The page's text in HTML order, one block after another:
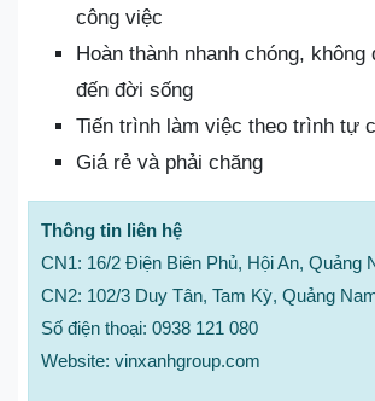
công việc
Hoàn thành nhanh chóng,
đến đời sống
Tiến trình làm việc theo trình tự
Giá rẻ và phải chăng
Thông tin liên hệ
CN1: 16/2 Điện Biên Phủ, Hội An, Quảng
CN2: 102/3 Duy Tân, Tam Kỳ, Quảng
Số điện thoại: 0938 121 080
Website: vinxanhgroup.com